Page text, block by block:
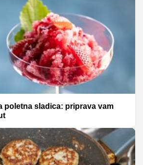
poletna sladica: priprava vam